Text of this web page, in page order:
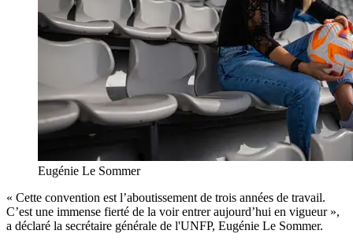
Eugénie Le Sommer
« Cette convention est l’aboutissement de trois années de travail.
C’est une immense fierté de la voir entrer aujourd’hui en vigueur »,
a déclaré la secrétaire générale de l'UNFP, Eugénie Le Sommer.